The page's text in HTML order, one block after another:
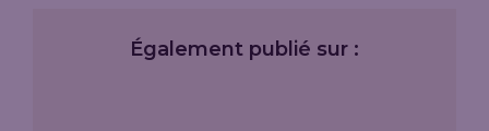
Également publié sur :